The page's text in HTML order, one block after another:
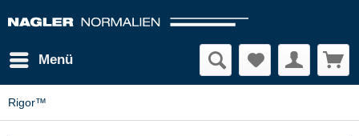
Menü
Rigor™